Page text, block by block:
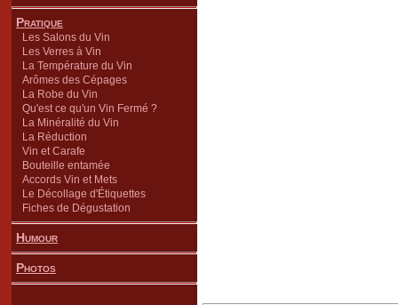
Pratique
Les Salons du Vin
Les Verres à Vin
La Température du Vin
Arômes des Cépages
La Robe du Vin
Qu'est ce qu'un Vin Fermé ?
La Minéralité du Vin
La Réduction
Vin et Carafe
Bouteille entamée
Accords Vin et Mets
Le Décollage d'Étiquettes
Fiches de Dégustation
Humour
Photos